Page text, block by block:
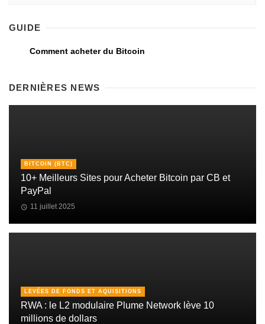
GUIDE
Comment acheter du Bitcoin
DERNIÈRES NEWS
BITCOIN (BTC)
10+ Meilleurs Sites pour Acheter Bitcoin par CB et
PayPal
11 juillet 2025
LEVÉES DE FONDS ET AQUISITIONS
RWA : le L2 modulaire Plume Network lève 10
millions de dollars